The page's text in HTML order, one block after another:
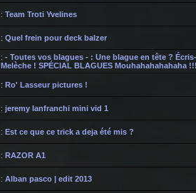
: Team Troti Yvelines
: Quel frein pour deck balzer
: - Toutes vos blagues - : Une blague en tête ?
Melèche ! SPÉCIAL BLAGUES Mouhahahahahaha !!!
: Ro' Lasseur pictures !
: jeremy lanfranchi mini vid 1
: Est ce que ce trick a deja été mis ?
: RAZOR A1
: Alban pasco | edit 2013